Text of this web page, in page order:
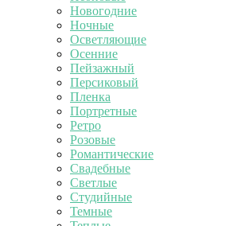
Новогодние
Ночные
Осветляющие
Осенние
Пейзажный
Персиковый
Пленка
Портретные
Ретро
Розовые
Романтические
Свадебные
Светлые
Студийные
Темные